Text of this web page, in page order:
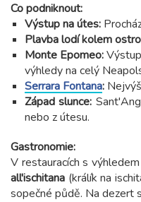
Co podniknout:
Výstup na útes:
Plavba lodí kolem
Monte Epomeo:
výhledy na celý
Serrara Fontana:
Západ slunce:
nebo z útesu.
Gastronomie:
V restauracích s
all'ischitana (králík na
sopečné půdě. Na dezert